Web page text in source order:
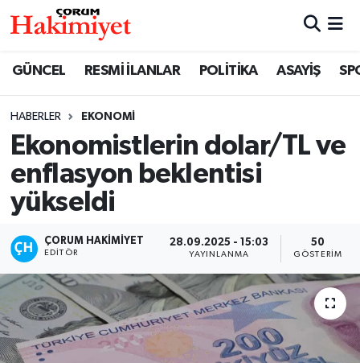
GÜNCEL RESMİ İLANLAR POLİTİKA ASAYİŞ
HABERLER EKONOMİ
Ekonomistlerin dolar/TL ve
enflasyon beklentisi
yükseldi
ÇORUM HAKIMIYET
EDITÖR
28.09.2025 - 15:03
YAYINLANMA
50
GÖSTERIM
SAĞLIK
ASAYİŞ
AKTÜEL
EĞİTİM
Nöbetçi Eczaneler
Çorum Namaz Vakitleri
Trafik Durumu
Son Dakika Haberleri
Haber Arşivi